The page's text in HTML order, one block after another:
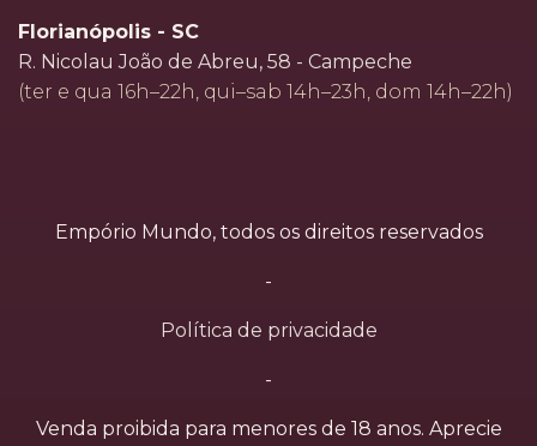
Florianópolis - SC
R. Nicolau João de Abreu, 58 - Campeche
(ter e qua 16h–22h, qui–sab 14h–23h, dom 14h–22h)
Empório Mundo, todos os direitos reservados
-
Política de privacidade
-
Venda proibida para menores de 18 anos. Aprecie